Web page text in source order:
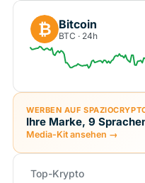
₿ Bitcoin
BTC · 24h
WERBEN AUF
Ihre Marke, 9
Media-Kit ansehen →
Top-Krypto